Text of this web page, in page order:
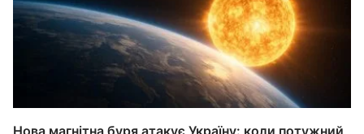
Нова магнітна буря атакує Україну: коли потужний